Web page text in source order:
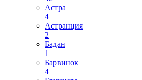
Астра
4
Астранция
2
Бадан
1
Барвинок
4